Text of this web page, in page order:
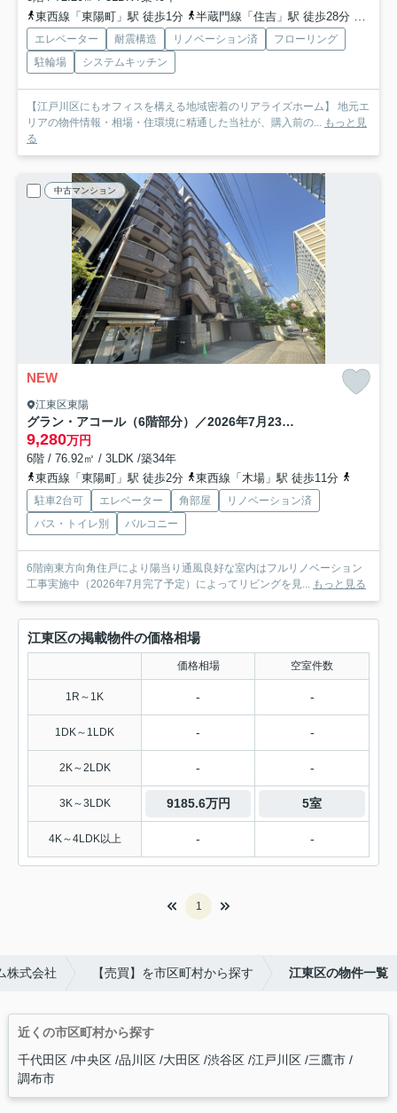
東西線「東陽町」駅 徒歩1分
半蔵門線「住吉」駅 徒歩28分 京葉
エレベーター 耐震構造 リノベーション済
フローリング
駐輪場
システムキッチン
【江戸川区にもオフィスを構える地域密着のリアライズホーム】 地元エ
リアの物件情報・相場・住環境に精通した当社が、購入前の... もっと見
る
中古マンション
NEW
江東区東陽
グラン・アコール（6階部分）／2026年7月23日完成
9,280万円
6階 / 76.92㎡ / 3LDK /築34年
東西線「東陽町」駅 徒歩2分
東西線「木場」駅 徒歩11分
駐車2台可 エレベーター 角部屋
リノベーション済
バス・トイレ別
バルコニー
6階南東方向角住戸により陽当り通風良好な室内はフルリノベーション
工事実施中（2026年7月完了予定）によってリビングを見... もっと見る
江東区の掲載物件の価格相場
価格相場 空室件数
1R～1K - -
1DK～1LDK - -
2K～2LDK - -
3K～3LDK 9185.6万円 5室
4K～4LDK以上 - -
1
株式会社 【売買】を市区町村から探す 江東区の物件一覧
近くの市区町村から探す
千代田区 中央区 品川区 大田区 渋谷区 江戸川区 三鷹市
調布市